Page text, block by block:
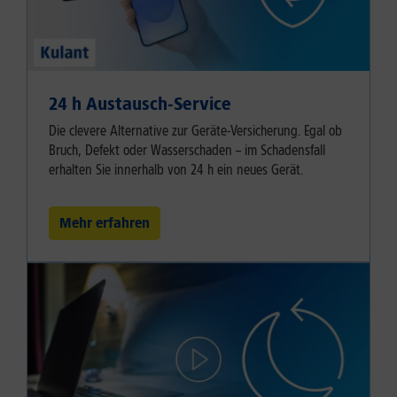
24 h Austausch-Service
Die clevere Alternative zur Geräte-Versicherung. Egal ob
Bruch, Defekt oder Wasserschaden – im Schadensfall
erhalten Sie innerhalb von 24 h ein neues Gerät.
Mehr erfahren